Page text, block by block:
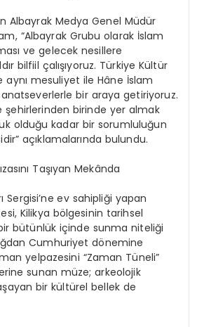
Albayrak Medya Genel Müdür
, “Albayrak Grubu olarak İslam
ve gelecek nesillere
bilfiil çalışıyoruz. Türkiye Kültür
aynı mesuliyet ileHâne İslam
bir araya getiriyoruz.
şehirlerinden birinde yer almak
olduğu kadar bir sorumluluğun
açıklamalarında bulundu.
Taşıyan Mekânda
Sergisi’ne ev sahipliği yapan
Kilikya bölgesinin tarihsel
bütünlük içinde sunma niteliği
Cumhuriyet dönemine
yelpazesini “Zaman Tüneli”
sunan müze; arkeolojik
bir kültürel bellek de